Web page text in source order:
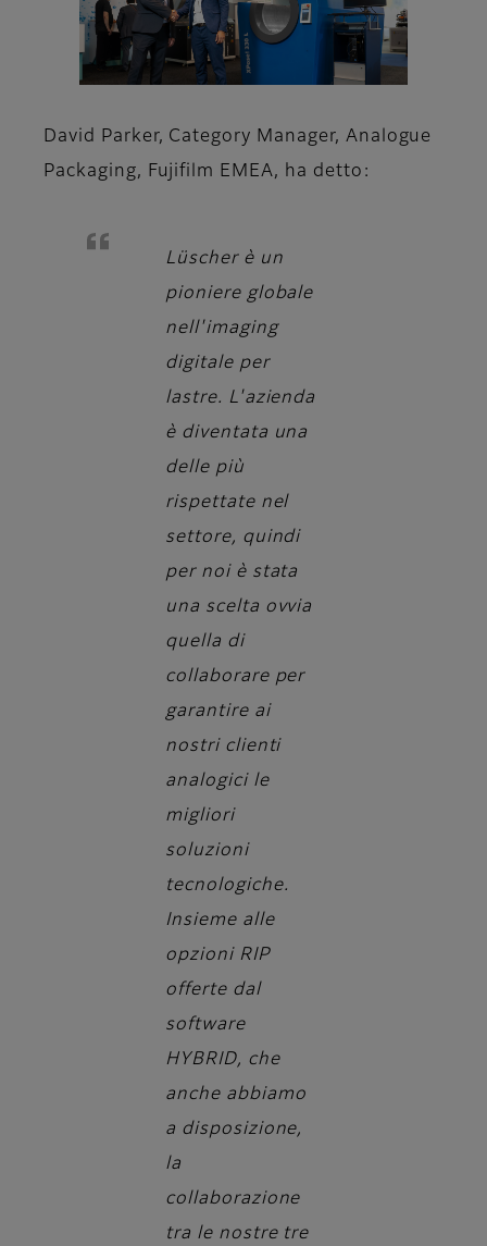
David Parker, Category Manager, Analogue
Packaging, Fujifilm EMEA, ha detto:
Lüscher è un
pioniere globale
nell'imaging
digitale per
lastre. L'azienda
è diventata una
delle più
rispettate nel
settore, quindi
per noi è stata
una scelta ovvia
quella di
collaborare per
garantire ai
nostri clienti
analogici le
migliori
soluzioni
tecnologiche.
Insieme alle
opzioni RIP
offerte dal
software
HYBRID, che
anche abbiamo
a disposizione,
la
collaborazione
tra le nostre tre